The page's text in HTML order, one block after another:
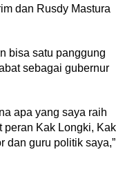
dan Rusdy Mastura
bisa satu panggung
sebagai gubernur
apa yang saya raih
peran Kak Longki, Kak
dan guru politik saya,”